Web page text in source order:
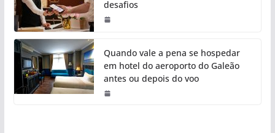
desafios
Quando vale a pena se hospedar
em hotel do aeroporto do Galeão
antes ou depois do voo